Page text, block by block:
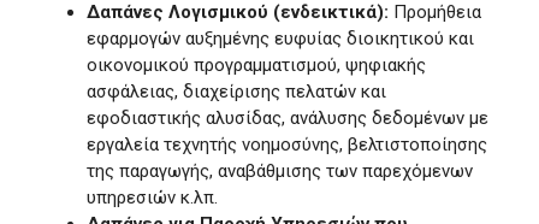
Δαπάνες Λογισμικού (ενδεικτικά): Προμήθεια
εφαρμογών αυξημένης ευφυίας διοικητικού και
οικονομικού προγραμματισμού, ψηφιακής
ασφάλειας, διαχείρισης πελατών και
εφοδιαστικής αλυσίδας, ανάλυσης δεδομένων με
εργαλεία τεχνητής νοημοσύνης, βελτιστοποίησης
της παραγωγής, αναβάθμισης των παρεχόμενων
υπηρεσιών κ.λπ.